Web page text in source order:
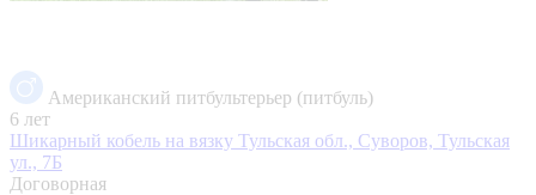
Американский питбультерьер (питбуль)
6 лет
Шикарный кобель на вязку Тульская обл., Суворов, Тульская
ул., 7Б
Договорная